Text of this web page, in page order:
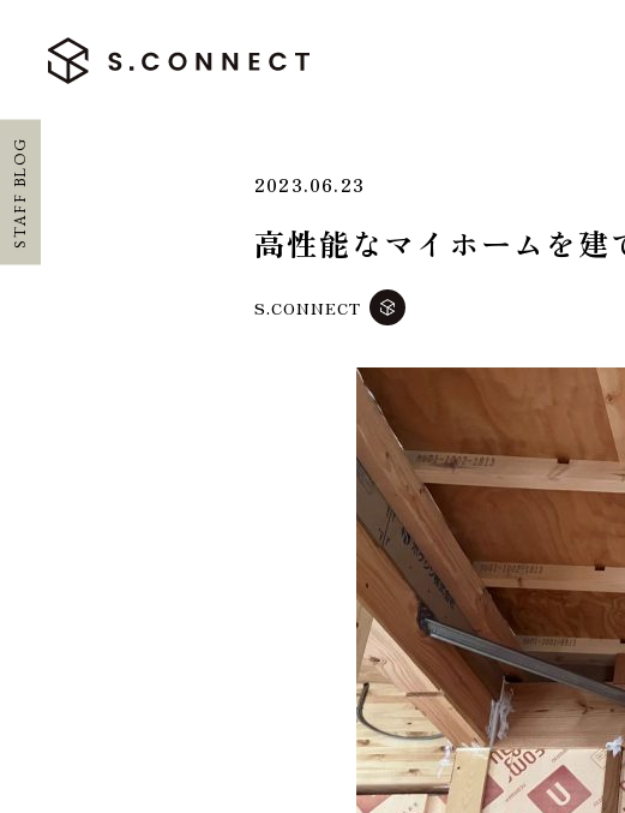
会社情報
アクセ
プライ
STAFF BLOG 2023.06.23
高性能なマイホームを
S.CONNECT